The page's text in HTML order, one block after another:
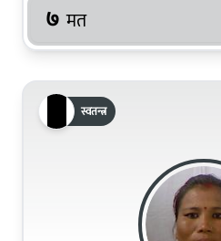
७ मत
स्वतन्त्र